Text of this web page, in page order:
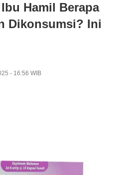
Hamil Berapa
Dikonsumsi? Ini
- 16:56 WIB